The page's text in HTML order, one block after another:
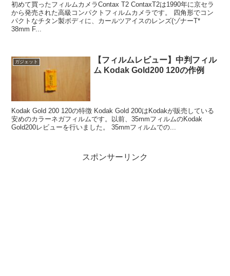
初めて買ったフィルムカメラContax T2 ContaxT2は1990年に京セラ
から発売された高級コンパクトフィルムカメラです。 四角形でコン
パクトなチタン製ボディに、カールツアイスのレンズ(ゾナーT*
38mm F...
ガジェット
【フィルムレビュー】中判フィル
ム Kodak Gold200 120の作例
Kodak Gold 200 120の特徴 Kodak Gold 200はKodakが販売している
安めのカラーネガフィルムです。以前、35mmフィルムのKodak
Gold200レビューを行いました。 35mmフィルムでの...
スポンサーリンク